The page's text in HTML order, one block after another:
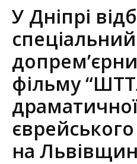
У Дніпрі
спеціальний
фільму
драматичної
на